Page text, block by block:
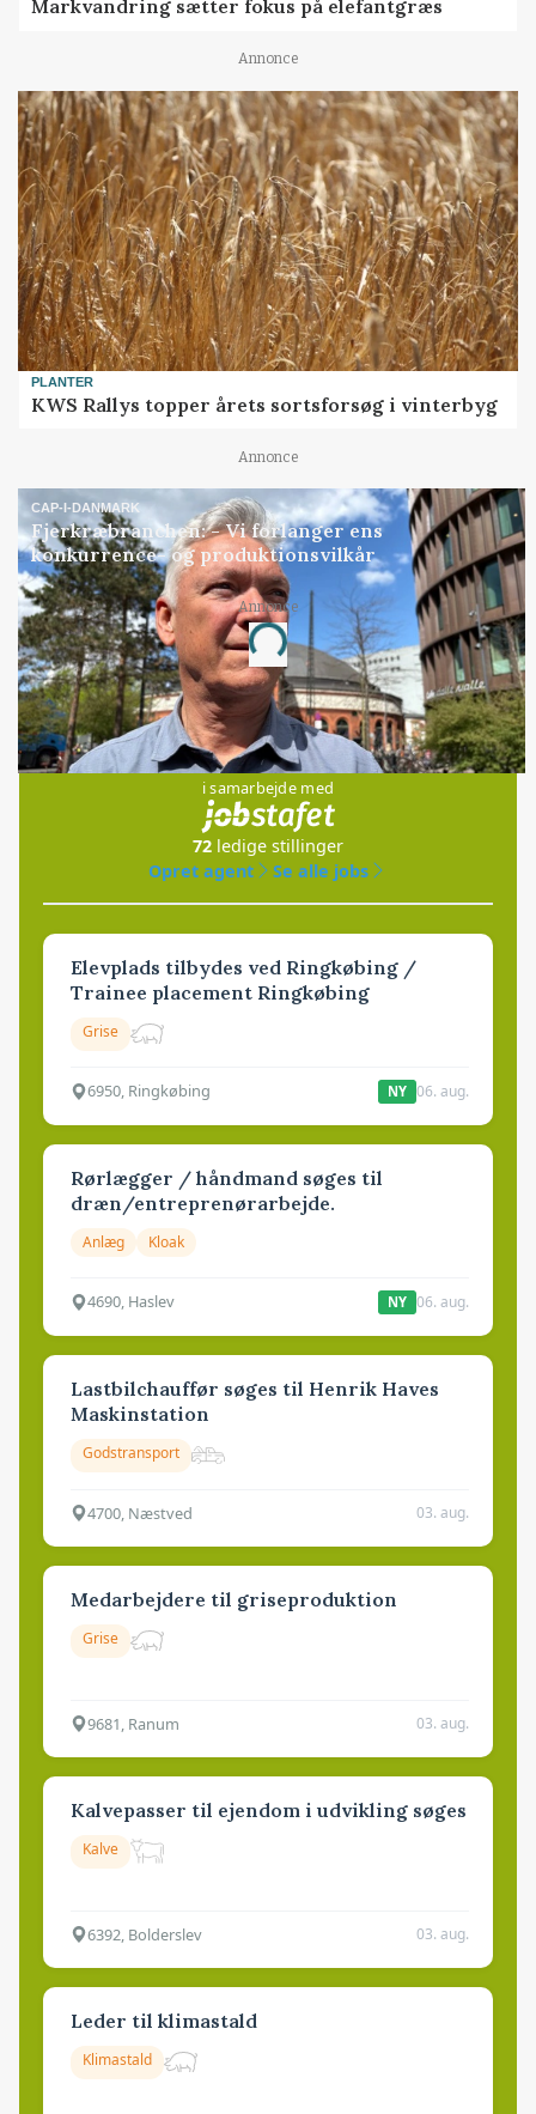
Markvandring sætter fokus på elefantgræs
Annonce
PLANTER
KWS Rallys topper årets sortsforsøg i vinterbyg
Annonce
CAP-I-DANMARK
Fjerkræbranchen: - Vi forlanger ens
konkurrence- og produktionsvilkår
Annonce
Loading...
Jobs
i samarbejde med
72 ledige stillinger
Opret agent
Se alle jobs
Elevplads tilbydes ved Ringkøbing /
Trainee placement Ringkøbing
Grise
6950, Ringkøbing NY 06. aug.
Rørlægger / håndmand søges til
dræn/entreprenørarbejde.
Anlæg Kloak
4690, Haslev NY 06. aug.
Lastbilchauffør søges til Henrik Haves
Maskinstation
Godstransport
4700, Næstved 03. aug.
Medarbejdere til griseproduktion
Grise
9681, Ranum 03. aug.
Kalvepasser til ejendom i udvikling søges
Kalve
6392, Bolderslev 03. aug.
Leder til klimastald
Klimastald